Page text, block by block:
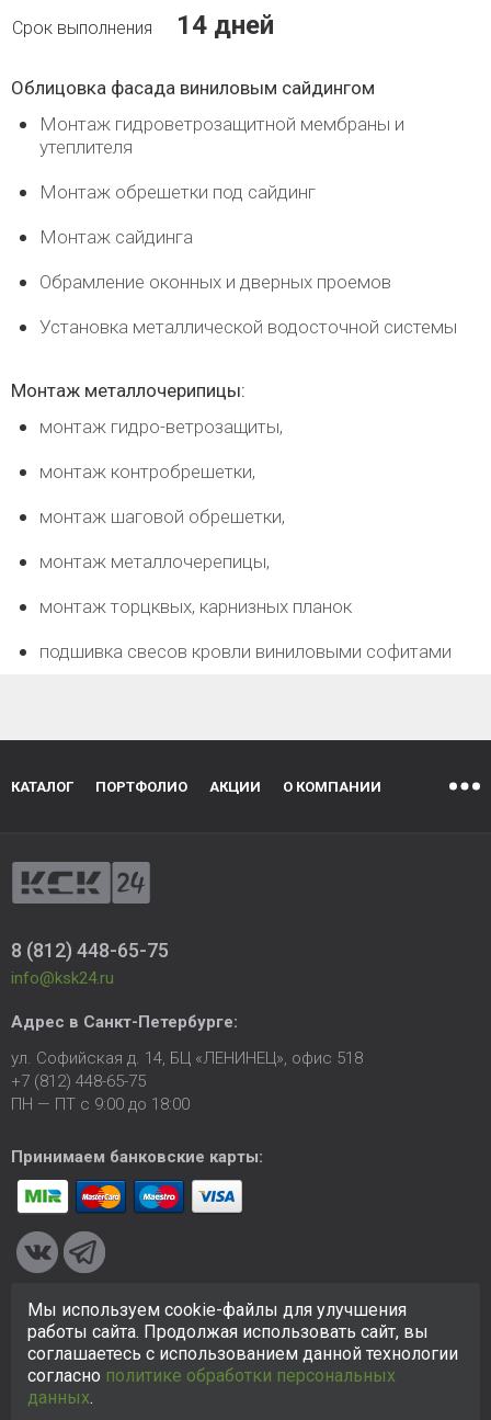
14 дней
Облицовка фасада виниловым сайдингом
Монтаж гидроветрозащитной мембраны и
утеплителя
Монтаж обрешетки под сайдинг
Монтаж сайдинга
Обрамление оконных и дверных проемов
Установка металлической водосточной системы
Монтаж металлочерипицы:
монтаж гидро-ветрозащиты,
монтаж контробрешетки,
монтаж шаговой обрешетки,
монтаж металлочерепицы,
монтаж торцквых, карнизных планок
подшивка свесов кровли виниловыми софитами
КАТАЛОГ ПОРТФОЛИО АКЦИИ О КОМПАНИИ
8 (812) 448-65-75
info@ksk24.ru
Адрес в Санкт-Петербурге:
ул. Софийская д. 14, БЦ «ЛЕНИНЕЦ», офис 518
+7 (812) 448-65-75
ПН — ПТ с 9:00 до 18:00
Принимаем банковские карты:
© 2005-2026 ООО «КСК». Сайтhttps://ksk24.ruсоздан
исключительно в информационных целях и любая информация
на сайте не является публичной офертой.Политика в
отношении персональных данных
Мы используем cookie-файлы для улучшения
работы сайта. Продолжая использовать сайт, вы
соглашаетесь с использованием данной технологии
согласно политике обработки персональных
данных.